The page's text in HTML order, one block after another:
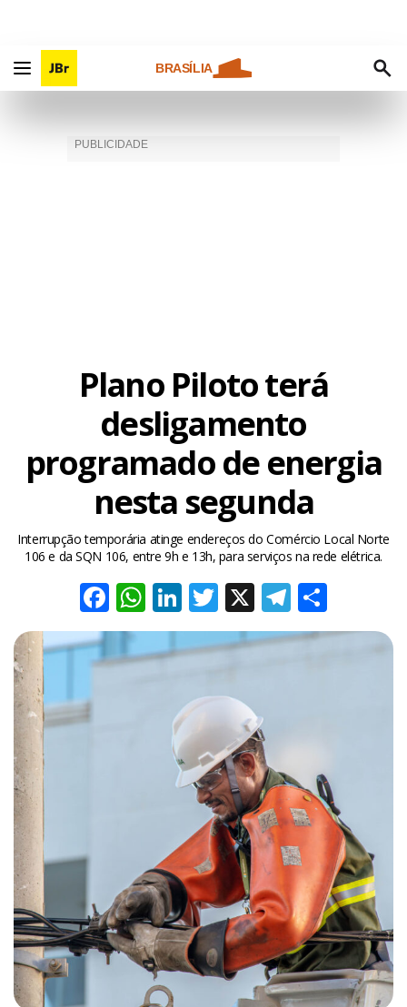
BRASÍLIA
Plano Piloto terá
desligamento
programado de energia
nesta segunda
Interrupção temporária atinge endereços do Comércio Local Norte
106 e da SQN 106, entre 9h e 13h, para serviços na rede elétrica.
Facebook
WhatsApp
LinkedIn
Twitter
X